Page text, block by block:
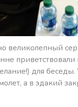
великолепный
для
а в эдакий